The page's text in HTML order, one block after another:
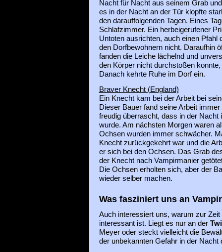
Nacht für Nacht aus seinem Grab
es in der Nacht an der Tür klopfte
den darauffolgenden Tagen. Eines
Schlafzimmer. Ein herbeigerufener
Untoten ausrichten, auch einen
den Dorfbewohnern nicht. Daraufhin
fanden die Leiche lächelnd und
den Körper nicht durchstoßen
Danach kehrte Ruhe im Dorf ein.
Braver Knecht (England)
Ein Knecht kam bei der Arbeit bei
Dieser Bauer fand seine Arbeit
freudig überrascht, dass in der Nacht
wurde. Am nächsten Morgen waren
Ochsen wurden immer schwächer.
Knecht zurückgekehrt war und die
er sich bei den Ochsen. Das Grab
der Knecht nach Vampirmanier
Die Ochsen erholten sich, aber der
wieder selber machen.
Was fasziniert uns an
Auch interessiert uns, warum zur
interessant ist. Liegt es nur an der
Meyer oder steckt vielleicht die
der unbekannten Gefahr in der Nacht